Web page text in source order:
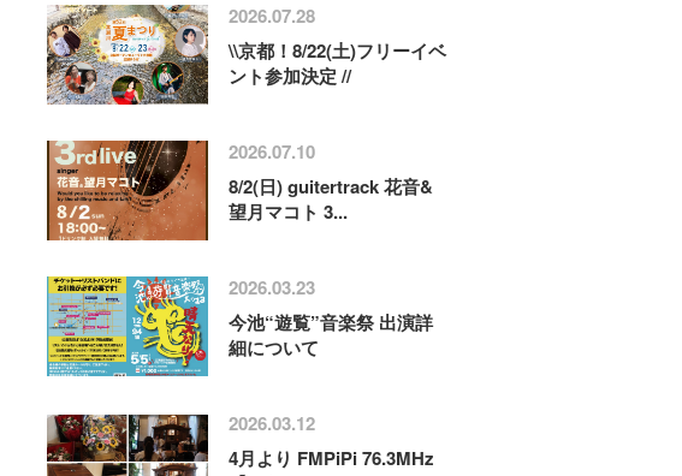
2026.07.28
\\京都！8/22(土)フリーイベ
ント参加決定 //
2026.07.10
8/2(日) guitertrack 花音&
望月マコト 3...
2026.03.23
今池“遊覧”音楽祭 出演詳
細について
2026.03.12
4月より FMPiPi 76.3MHz